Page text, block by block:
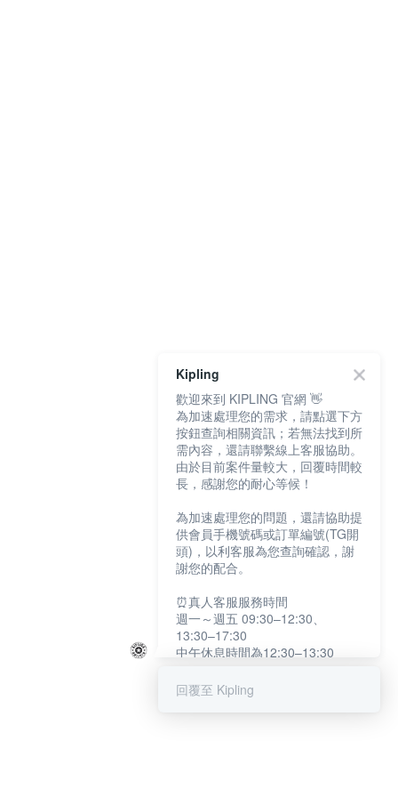
Kipling
歡迎來到 KIPLING 官網 👋
為加速處理您的需求，請點選下方
按鈕查詢相關資訊；若無法找到所
需內容，還請聯繫線上客服協助。
由於目前案件量較大，回覆時間較
長，感謝您的耐心等候！
為加速處理您的問題，還請協助提
供會員手機號碼或訂單編號(TG開
頭)，以利客服為您查詢確認，謝
謝您的配合。
⏰真人客服服務時間
週一～週五 09:30–12:30、
13:30–17:30
中午休息時間為12:30–13:30
提醒您：系統會自動已讀訊息，如
回覆至 Kipling